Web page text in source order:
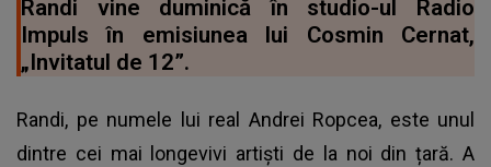
Randi vine duminică în studio-ul Radio
Impuls în emisiunea lui Cosmin Cernat,
„Invitatul de 12”.
Randi, pe numele lui real Andrei Ropcea, este unul
dintre cei mai longevivi artiști de la noi din țară. A